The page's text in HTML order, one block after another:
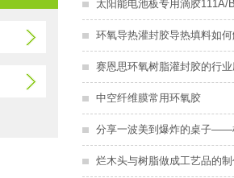
太阳能电池板专用滴胶111A/
环氧导热灌封胶导热填料如
赛恩思环氧树脂灌封胶的行
中空纤维膜常用环氧胶
分享一波美到爆炸的桌子——
烂木头与树脂做成工艺品的